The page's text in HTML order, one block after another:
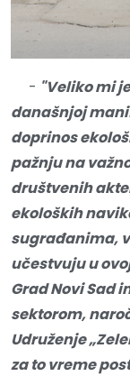
- "Veliko mi
današnjoj
doprinos
pažnju na
društvenih
ekoloških
sugrađanima,
učestvuju u
Grad Novi Sad
sektorom,
Udruženje
za to vreme